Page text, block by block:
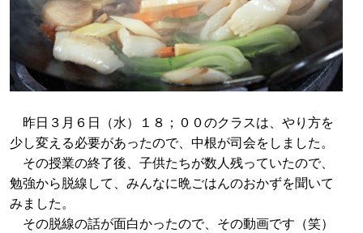
昨日３月６日（水）１８；００のクラスは、やり方を
少し変える必要があったので、中根が司会をしました。
その授業の終了後、子供たちが数人残っていたので、
勉強から脱線して、みんなに晩ごはんのおかずを聞いて
みました。
その脱線の話が面白かったので、その動画です（笑）